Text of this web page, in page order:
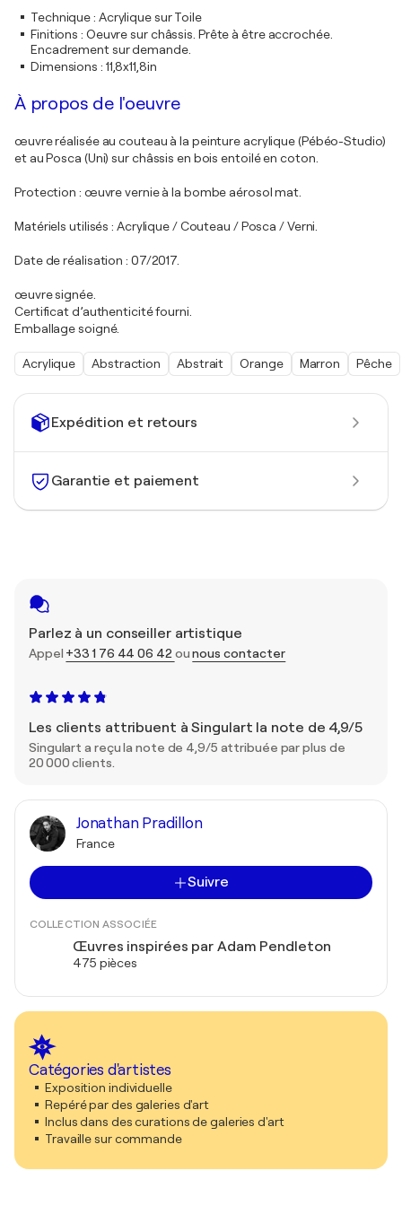
Expédition et retours
Garantie et paiement
Parlez à un conseiller artistique
Appel +33 1 76 44 06 42 ounous contacter
Les clients attribuent à Singulart la note de 4,9/5
Singulart a reçu la note de 4,9/5 attribuée par plus de
20 000 clients.
Jonathan Pradillon
France
Suivre
COLLECTION ASSOCIÉE
Œuvres inspirées par Adam Pendleton
475 pièces
Catégories d'artistes
Exposition individuelle
Repéré par des galeries d'art
Inclus dans des curations de galeries d'art
Travaille sur commande
Technique: Acrylique sur Toile
Finitions : Oeuvre sur châssis. Prête à être accrochée.
Encadrement sur demande.
Dimensions : 11,8x11,8in
À propos de l'oeuvre
œuvre réalisée au couteau à la peinture acrylique (Pébéo-Studio)
et au Posca (Uni) sur châssis en bois entoilé en coton.
Protection : œuvre vernie à la bombe aérosol mat.
Matériels utilisés : Acrylique / Couteau / Posca / Verni.
Date de réalisation : 07/2017.
œuvre signée.
Certificat d’authenticité fourni.
Emballage soigné.
Acrylique Abstraction Abstrait Orange Marron Pêche